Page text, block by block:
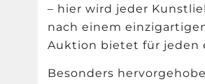
– hier wird jeder
nach einem
Auktion bietet für jeden
Besonders